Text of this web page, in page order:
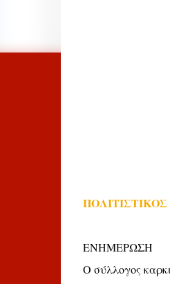
ΕΝΗΜΕΡΩΣΗ
Ο σύλλογος